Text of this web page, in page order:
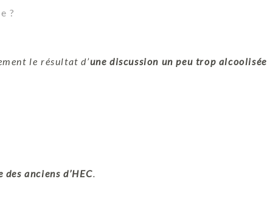
?
le résultat d’une discussion un peu trop alcoolisée
des anciens d’HEC.